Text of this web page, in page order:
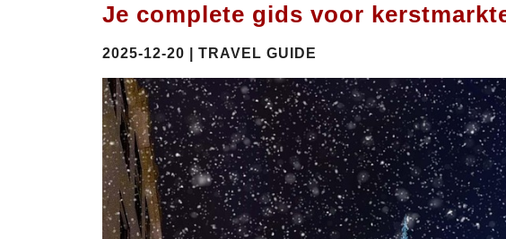
Je complete gids voor
2025-12-20 | TRAVEL GUIDE